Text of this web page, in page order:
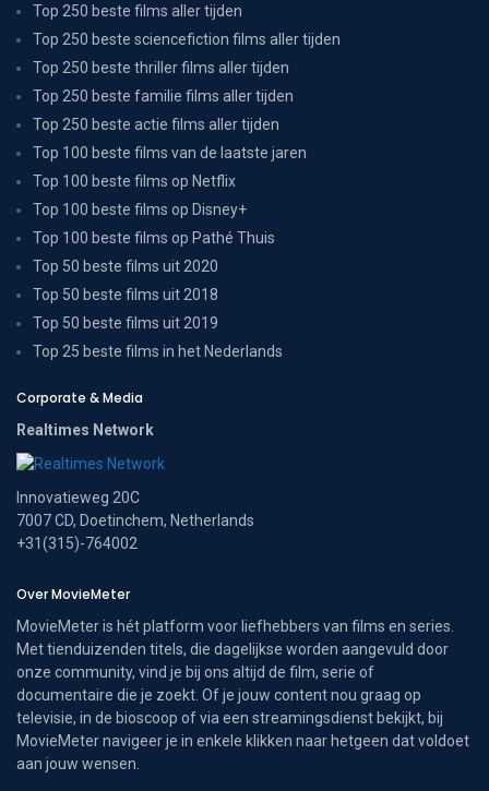
Top 250 beste films aller tijden
Top 250 beste sciencefiction films aller tijden
Top 250 beste thriller films aller tijden
Top 250 beste familie films aller tijden
Top 250 beste actie films aller tijden
Top 100 beste films van de laatste jaren
Top 100 beste films op Netflix
Top 100 beste films op Disney+
Top 100 beste films op Pathé Thuis
Top 50 beste films uit 2020
Top 50 beste films uit 2018
Top 50 beste films uit 2019
Top 25 beste films in het Nederlands
Corporate & Media
Realtimes Network
Innovatieweg 20C
7007 CD, Doetinchem, Netherlands
+31(315)-764002
Over MovieMeter
MovieMeter is hét platform voor liefhebbers van films en series.
Met tienduizenden titels, die dagelijkse worden aangevuld door
onze community, vind je bij ons altijd de film, serie of
documentaire die je zoekt. Of je jouw content nou graag op
televisie, in de bioscoop of via een streamingsdienst bekijkt, bij
MovieMeter navigeer je in enkele klikken naar hetgeen dat voldoet
aan jouw wensen.